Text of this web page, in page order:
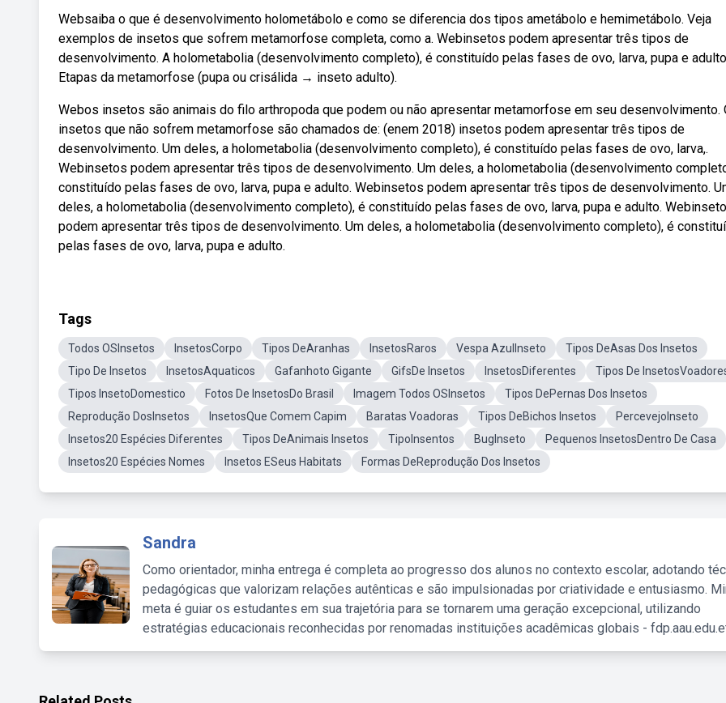
Websaiba o que é desenvolvimento holometábolo e como se diferencia dos tipos ametábolo e hemimetábolo. Veja
exemplos de insetos que sofrem metamorfose completa, como a. Webinsetos podem apresentar três tipos de
desenvolvimento. A holometabolia (desenvolvimento completo), é constituído pelas fases de ovo, larva, pupa e
Etapas da metamorfose (pupa ou crisálida → inseto adulto).
Webos insetos são animais do filo arthropoda que podem ou não apresentar metamorfose em seu desenvolvimento.
insetos que não sofrem metamorfose são chamados de: (enem 2018) insetos podem apresentar três tipos de
desenvolvimento. Um deles, a holometabolia (desenvolvimento completo), é constituído pelas fases de ovo, larva,.
Webinsetos podem apresentar três tipos de desenvolvimento. Um deles, a holometabolia (desenvolvimento
constituído pelas fases de ovo, larva, pupa e adulto. Webinsetos podem apresentar três tipos de desenvolvimento.
deles, a holometabolia (desenvolvimento completo), é constituído pelas fases de ovo, larva, pupa e adulto.
podem apresentar três tipos de desenvolvimento. Um deles, a holometabolia (desenvolvimento completo), é
pelas fases de ovo, larva, pupa e adulto.
Tags
Todos OSInsetos InsetosCorpo Tipos DeAranhas InsetosRaros Vespa AzulInseto
Tipos DeAsas Dos Insetos
Tipo De Insetos
InsetosAquaticos Gafanhoto Gigante GifsDe Insetos InsetosDiferentes
Tipos De
Tipos InsetoDomestico
Fotos De InsetosDo Brasil Imagem Todos OSInsetos
Tipos DePernas Dos Insetos
Reprodução DosInsetos
InsetosQue Comem Capim Baratas Voadoras Tipos DeBichos Insetos
PercevejoInseto
Insetos20 Espécies Diferentes
Tipos DeAnimais Insetos TipoInsentos BugInseto
Pequenos InsetosDentro De Casa
Insetos20 Espécies Nomes
Insetos ESeus Habitats Formas DeReprodução Dos Insetos
Sandra
Como orientador, minha entrega é completa ao progresso dos alunos no contexto escolar, adotando
pedagógicas que valorizam relações autênticas e são impulsionadas por criatividade e entusiasmo.
meta é guiar os estudantes em sua trajetória para se tornarem uma geração excepcional, utilizando
estratégias educacionais reconhecidas por renomadas instituições acadêmicas globais -